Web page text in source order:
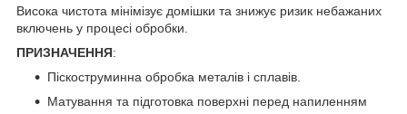
Висока чистота мінімізує домішки та знижує ризик небажаних
включень у процесі обробки.
ПРИЗНАЧЕННЯ:
Піскоструминна обробка металів і сплавів.
Матування та підготовка поверхні перед напиленням